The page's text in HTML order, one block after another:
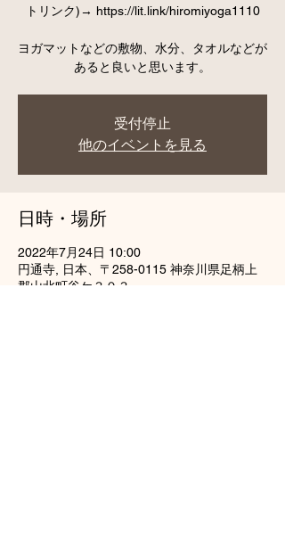
トリンク)→ https://lit.link/hiromiyoga1110
ヨガマットなどの敷物、水分、タオルなどが
あると良いと思います。
受付停止
他のイベントを見る
日時・場所
2022年7月24日 10:00
円通寺, 日本、〒258-0115 神奈川県足柄上
郡山北町谷ケ３０３